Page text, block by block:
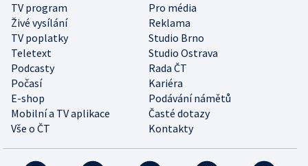
TV program
Pro média
Živé vysílání
Reklama
TV poplatky
Studio Brno
Teletext
Studio Ostrava
Podcasty
Rada ČT
Počasí
Kariéra
E-shop
Podávání námětů
Mobilní a TV aplikace
Časté dotazy
Vše o ČT
Kontakty